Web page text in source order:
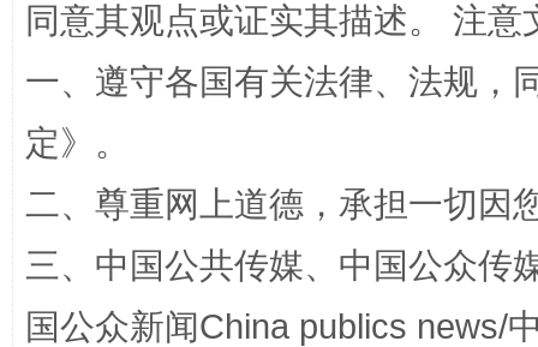
同意其观点或证实其描述。 注
一、遵守各国有关法律、法规，
定》。
二、尊重网上道德，承担一切因
三、中国公共传媒、中国公众传
国公众新闻China publics news/